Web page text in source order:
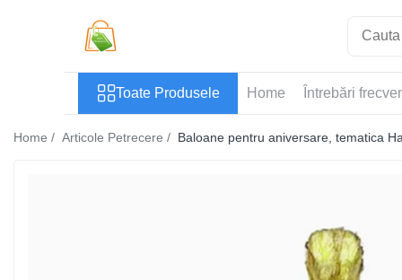
Casa si Bricolaj
Toate Produsele Home Întrebări
Home / Articole Petrecere / Baloane pentru aniversare, tematica